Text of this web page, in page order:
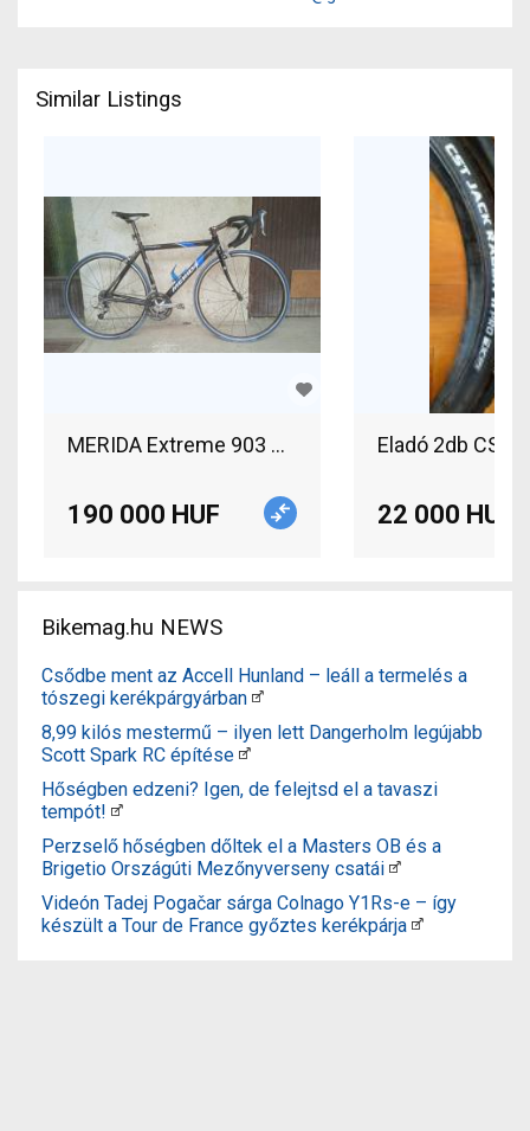
Similar Listings
MERIDA Extreme 903 Road bike calliper brake
190 000 HUF
Eladó 2db CST
22 000 HUF
Bikemag.hu NEWS
Csődbe ment az Accell Hunland – leáll a termelés a
tószegi kerékpárgyárban
8,99 kilós mestermű – ilyen lett Dangerholm legújabb
Scott Spark RC építése
Hőségben edzeni? Igen, de felejtsd el a tavaszi
tempót!
Perzselő hőségben dőltek el a Masters OB és a
Brigetio Országúti Mezőnyverseny csatái
Videón Tadej Pogačar sárga Colnago Y1Rs-e – így
készült a Tour de France győztes kerékpárja